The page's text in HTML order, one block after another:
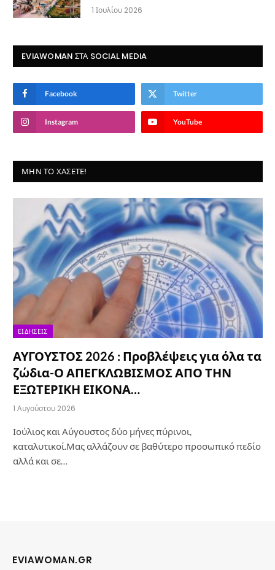
1 Ιουλίου 2026
EVIAWOMAN ΣΤΑ SOCIAL MEDIA
Facebook Twitter
Instagram YouTube
ΜΗΝ ΤΟ ΧΆΣΕΤΕ!
ΕΙΔΉΣΕΙΣ
ΑΥΓΟΥΣΤΟΣ 2026 : Προβλέψεις για όλα τα
ζώδια-Ο ΑΠΕΓΚΛΩΒΙΣΜΟΣ ΑΠΟ ΤΗΝ
ΕΞΩΤΕΡΙΚΗ ΕΙΚΟΝΑ…
1 Αυγούστου 2026
Ιούλιος και Αύγουστος δύο μήνες πύρινοι,
καταλυτικοί.Μας αλλάζουν σε βαθύτερο προσωπικό πεδίο
αλλά και σε…
EVIAWOMAN.GR